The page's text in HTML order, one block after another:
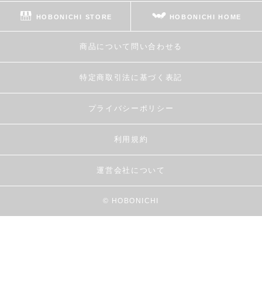
HOBONICHI STORE HOBONICHI HOME
商品について問い合わせる
特定商取引法に基づく表記
プライバシーポリシー
利用規約
運営会社について
© HOBONICHI